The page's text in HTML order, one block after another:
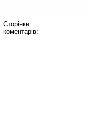
Сторінки
коментарів: